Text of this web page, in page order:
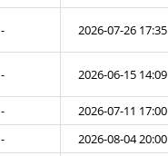
- 2026-07-26 17:35
- 2026-06-15 14:09
- 2026-07-11 17:00
- 2026-08-04 20:00